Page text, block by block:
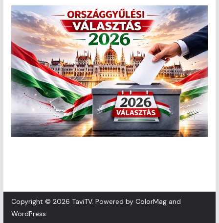
Copyright © 2026 TaviTV. Powered by ColorMagand
WordPress.